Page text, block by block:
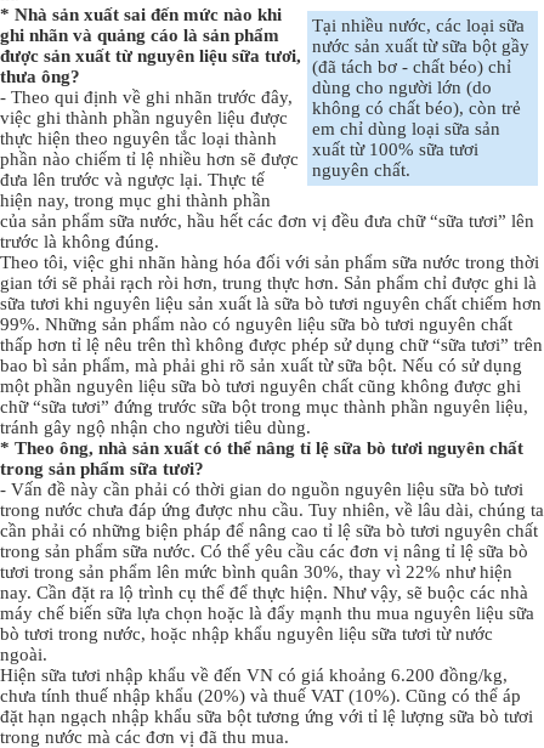
Tại nhiều nước, các loại sữa
nước sản xuất từ sữa bột gầy
(đã tách bơ - chất béo) chỉ
dùng cho người lớn (do
không có chất béo), còn trẻ
em chỉ dùng loại sữa sản
xuất từ 100% sữa tươi
nguyên chất.
* Nhà sản xuất sai đến mức nào khi
ghi nhãn và quảng cáo là sản phẩm
được sản xuất từ nguyên liệu sữa tươi,
thưa ông?
- Theo qui định về ghi nhãn trước đây,
việc ghi thành phần nguyên liệu được
thực hiện theo nguyên tắc loại thành
phần nào chiếm tỉ lệ nhiều hơn sẽ được
đưa lên trước và ngược lại. Thực tế
hiện nay, trong mục ghi thành phần
của sản phẩm sữa nước, hầu hết các đơn vị đều đưa chữ “sữa tươi” lên
trước là không đúng.
Theo tôi, việc ghi nhãn hàng hóa đối với sản phẩm sữa nước trong thời
gian tới sẽ phải rạch ròi hơn, trung thực hơn. Sản phẩm chỉ được ghi là
sữa tươi khi nguyên liệu sản xuất là sữa bò tươi nguyên chất chiếm hơn
99%. Những sản phẩm nào có nguyên liệu sữa bò tươi nguyên chất
thấp hơn tỉ lệ nêu trên thì không được phép sử dụng chữ “sữa tươi” trên
bao bì sản phẩm, mà phải ghi rõ sản xuất từ sữa bột. Nếu có sử dụng
một phần nguyên liệu sữa bò tươi nguyên chất cũng không được ghi
chữ “sữa tươi” đứng trước sữa bột trong mục thành phần nguyên liệu,
tránh gây ngộ nhận cho người tiêu dùng.
* Theo ông, nhà sản xuất có thể nâng tỉ lệ sữa bò tươi nguyên chất
trong sản phẩm sữa tươi?
- Vấn đề này cần phải có thời gian do nguồn nguyên liệu sữa bò tươi
trong nước chưa đáp ứng được nhu cầu. Tuy nhiên, về lâu dài, chúng ta
cần phải có những biện pháp để nâng cao tỉ lệ sữa bò tươi nguyên chất
trong sản phẩm sữa nước. Có thể yêu cầu các đơn vị nâng tỉ lệ sữa bò
tươi trong sản phẩm lên mức bình quân 30%, thay vì 22% như hiện
nay. Cần đặt ra lộ trình cụ thể để thực hiện. Như vậy, sẽ buộc các nhà
máy chế biến sữa lựa chọn hoặc là đẩy mạnh thu mua nguyên liệu sữa
bò tươi trong nước, hoặc nhập khẩu nguyên liệu sữa tươi từ nước
ngoài.
Hiện sữa tươi nhập khẩu về đến VN có giá khoảng 6.200 đồng/kg,
chưa tính thuế nhập khẩu (20%) và thuế VAT (10%). Cũng có thể áp
đặt hạn ngạch nhập khẩu sữa bột tương ứng với tỉ lệ lượng sữa bò tươi
trong nước mà các đơn vị đã thu mua.